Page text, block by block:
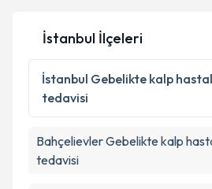
Kişisel verilerimin
Metni'ni okudum ve kişisel
kapsamda işlenmesini
İstanbul İlçeleri
İstanbul Gebelikte kalp
tedavisi
BahçelievlerGebelikte kalp
tedavisi